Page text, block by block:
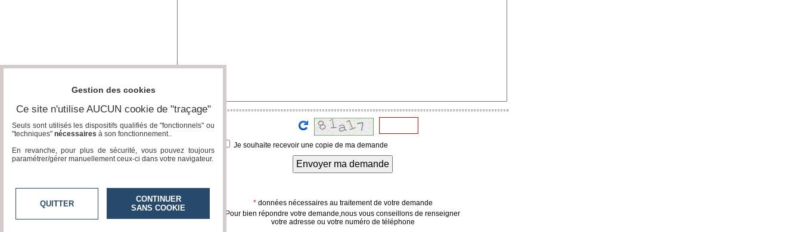
Accès
éditeur
Je souhaite recevoir une copie de ma demande
Envoyer ma demande
*données nécessaires au traitement de votre demande
Pour bien répondre votre demande,nous vous conseillons de renseigner
votre adresse ou votre numéro de téléphone
Gestion des cookies
Ce site n'utilise AUCUN cookie de "traçage"
Seuls sont utilisés les dispositifs qualifiés de "fonctionnels" ou
"techniques" nécessaires à son fonctionnement..
En revanche, pour plus de sécurité, vous pouvez toujours
paramétrer/gérer manuellement ceux-ci dans votre navigateur.
QUITTER
CONTINUER
SANS COOKIE